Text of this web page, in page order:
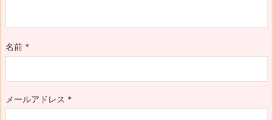
名前 *
メールアドレス *